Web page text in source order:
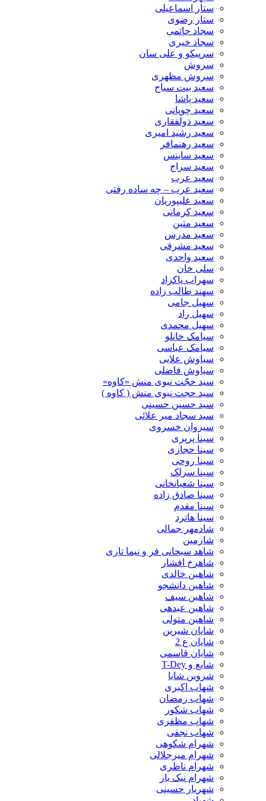
ستار اسماعیلی
ستار رضوی
سجاد حاتمی
سجاد خیری
سرپیکو و علی سان
سروش
سروش مظهری
سعید بیت سیاح
سعید پاشا
سعید چوپانی
سعید ذولفقاری
سعید رشید امیری
سعید رهنمافر
سعید ساینس
سعید سراج
سعید عرب
سعید عرب – چه ساده رفتی
سعید علیپوریان
سعید کرمانی
سعید متین
سعید مدرس
سعید مشرقی
سعید واحدی
سلی خان
سهراب پاکزاد
سهند طالب زاده
سهیل جامی
سهیل راد
سهیل محمدی
سیامک خانلو
سیامک عباسی
سیاوش علایی
سیاوش فاضلی
سید حجّت نبوی منش «کاوه»
سید حجت نبوی منش ( کاوه )
سید حسین حسینى
سید سجاد میر علائی
سیروان خسروی
سینا پرپری
سینا حجازی
سینا روحی
سینا سرلک
سینا شعبانخانی
سینا صادق زاده
سینا مقدم
سینا هاترد
شادمهر جمالی
شارمین
شاهد سبحانی فر و نیما تاری
شاهرخ افشار
شاهین خالدی
شاهین دانشجو
شاهین سیف
شاهین عبدهی
شاهین متولی
شایان شیرین
شایان ع 2
شایان قاسمی
شایع و T-Dey
شروین شایا
شهاب اکبری
شهاب رمضان
شهاب شکور
شهاب مظفری
شهاب نجفی
شهرام شکوهی
شهرام میرجلالی
شهرام ناظری
شهرام نیک یار
شهریار حسینی